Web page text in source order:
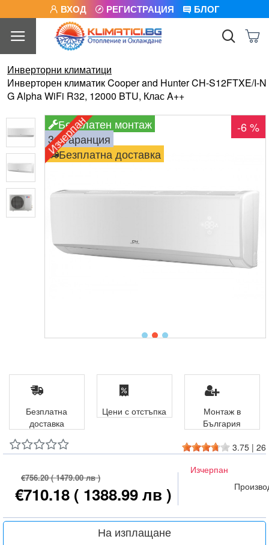
ВХОД РЕГИСТРАЦИЯ БЛОГ
Инверторни климатици
Инверторен климатик Cooper and Hunter CH-S12FTXE/I-N
G Alpha WiFi R32, 12000 BTU, Клас A++
Безплатен монтаж
Безплатна доставка
3г. гаранция
-6 %
Изчерпан
3.75 | 26
€756.20( 1479.00 лв )
€710.18 ( 1388.99 лв )
Изчерпан
На изплащане
Безплатна
доставка
Цени с отстъпка
Монтаж в
България